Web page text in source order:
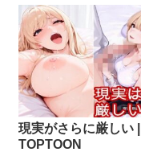
現実がさらに厳しい |
TOPTOON